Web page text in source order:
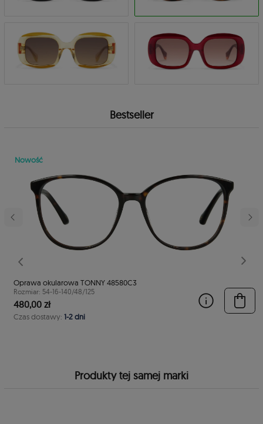
Bestseller
Poprzedni
Nowość
Oprawa okularowa TONNY 48580C3
Rozmiar: 54-16-140/48/125
480,00 zł
Czas dostawy: 1-2 dni
Produkty tej samej marki